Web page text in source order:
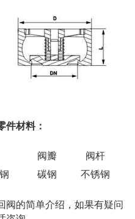
件材料：
阀瓣
阀杆
碳钢 不锈钢
阀的简单介绍，如果有疑问